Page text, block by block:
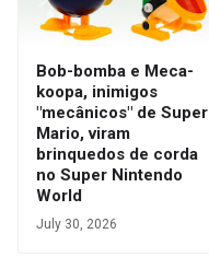
Bob-bomba e Meca-
koopa, inimigos
"mecânicos" de Super
Mario, viram
brinquedos de corda
no Super Nintendo
World
July 30, 2026